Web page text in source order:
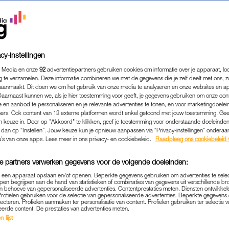
ZOON AMARI WERD
BLEEF HET
STIL'
FAMILIE|INTERVIEW
03-10-2022 | DAPHNE KEISLAIR
wordt met 38 weken stilgeboren. Ze maakt er de
instellingen
en onze 92 advertentiepartners gebruiken cookies om informatie over je apparaat,
te verzamelen. Deze informatie combineren we met de gegevens die je zelf deelt met ons,
Dit doen we om het gebruik van onze media te analyseren en onze websites en
kunnen we, als je hier toestemming voor geeft, je gegevens gebruiken om onze
en aanbod te personaliseren en je relevante advertenties te tonen, en voor
Ook content van 13 externe platformen wordt enkel getoond met jouw toestemming.
keuze in. Door op "Akkoord" te klikken, geef je toestemming voor onderstaande
op “Instellen”. Jouw keuze kun je opnieuw aanpassen via “Privacy-instellingen”
van onze apps. Lees meer in ons privacy- en cookiebeleid.
Raadpleeg ons cookiebeleid
partners verwerken gegevens voor de volgende doeleinden:
apparaat opslaan en/of openen. Beperkte gegevens gebruiken om advertenties te
begrijpen aan de hand van statistieken of combinaties van gegevens uit verschillende
behoeve van gepersonaliseerde advertenties. Contentprestaties meten. Diensten
gebruiken voor de selectie van gepersonaliseerde advertenties. Beperkte
Profielen aanmaken ter personalisatie van content. Profielen gebruiken ter selectie
content. De prestaties van advertenties meten.
lijst